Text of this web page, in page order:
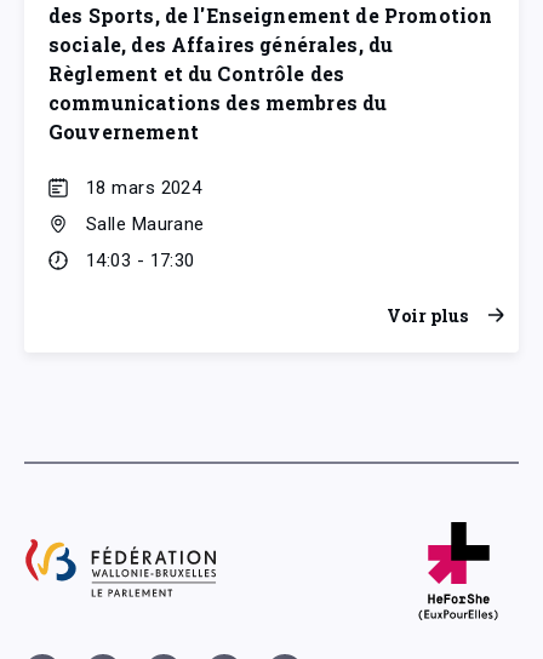
des Sports, de l'Enseignement de Promotion
sociale, des Affaires générales, du
Règlement et du Contrôle des
communications des membres du
Gouvernement
18 mars 2024
Salle Maurane
14:03 - 17:30
Voir plus